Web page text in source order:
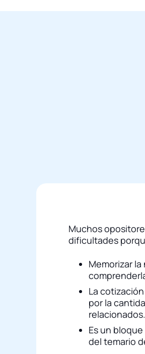
Muchos
dificultades
Memorizar la
La
por la
relacionados.
Es un
del temario